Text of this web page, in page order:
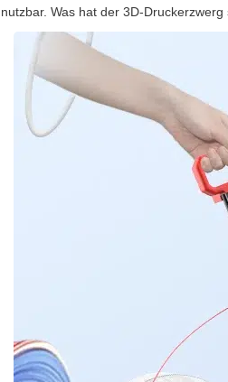
nutzbar. Was hat der 3D-